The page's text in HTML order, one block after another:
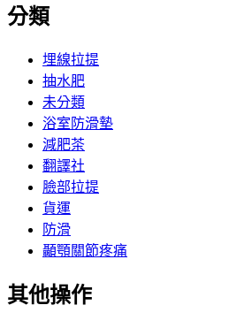
分類
埋線拉提
抽水肥
未分類
浴室防滑墊
減肥茶
翻譯社
臉部拉提
貨運
防滑
顳顎關節疼痛
其他操作